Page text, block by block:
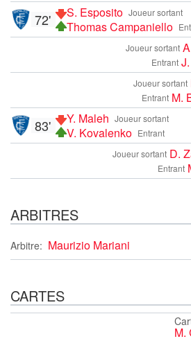
Joueur sortant
S. Esposito
Thomas Campaniello
72'
Joueur sortant
Entrant
Joueur sortant
Entrant M.
Joueur sortant
Y. Maleh
Entrant
V. Kovalenko
83'
Joueur sortant D.
Entrant
ARBITRES
Arbitre: Maurizio Mariani
CARTES
M.